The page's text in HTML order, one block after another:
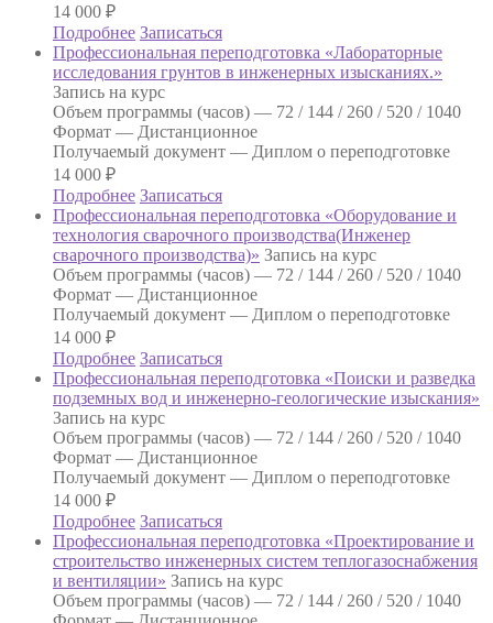
14 000 ₽
Подробнее Записаться
Профессиональная переподготовка «Лабораторные
исследования грунтов в инженерных изысканиях.»
Запись на курс
Объем программы (часов) — 72 / 144 / 260 / 520 / 1040
Формат — Дистанционное
Получаемый документ — Диплом о переподготовке
14 000 ₽
Подробнее Записаться
Профессиональная переподготовка «Оборудование и
технология сварочного производства(Инженер
сварочного производства)» Запись на курс
Объем программы (часов) — 72 / 144 / 260 / 520 / 1040
Формат — Дистанционное
Получаемый документ — Диплом о переподготовке
14 000 ₽
Подробнее Записаться
Профессиональная переподготовка «Поиски и разведка
подземных вод и инженерно-геологические изыскания»
Запись на курс
Объем программы (часов) — 72 / 144 / 260 / 520 / 1040
Формат — Дистанционное
Получаемый документ — Диплом о переподготовке
14 000 ₽
Подробнее Записаться
Профессиональная переподготовка «Проектирование и
строительство инженерных систем теплогазоснабжения
и вентиляции» Запись на курс
Объем программы (часов) — 72 / 144 / 260 / 520 / 1040